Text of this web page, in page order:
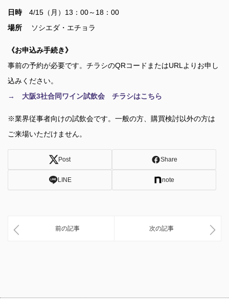
日時 4/15（月）13：00～18：00
場所
ソシエダ・エチョラ
《お申込み手続き》
事前の予約が必要です。 チラシのQRコードまたはURLよりお申し
込みください。
→ 大阪3社合同ワイン試飲会 チラシはこちら
※業界従事者向けの試飲会です。一般の方、購買検討以外の方は
ご来場いただけません。
Post Share
LINE note
前の記事 次の記事